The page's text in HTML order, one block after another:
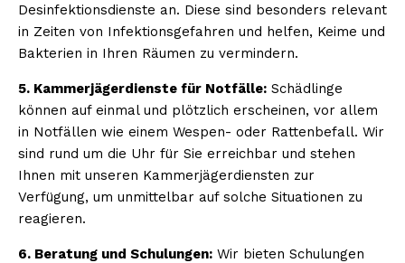
Desinfektionsdienste an. Diese sind besonders relevant
in Zeiten von Infektionsgefahren und helfen, Keime und
Bakterien in Ihren Räumen zu vermindern.
5. Kammerjägerdienste für Notfälle: Schädlinge
können auf einmal und plötzlich erscheinen, vor allem
in Notfällen wie einem Wespen- oder Rattenbefall. Wir
sind rund um die Uhr für Sie erreichbar und stehen
Ihnen mit unseren Kammerjägerdiensten zur
Verfügung, um unmittelbar auf solche Situationen zu
reagieren.
6. Beratung und Schulungen: Wir bieten Schulungen